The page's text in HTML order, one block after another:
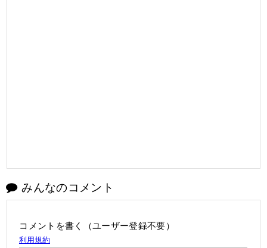
みんなのコメント
コメントを書く（ユーザー登録不要）